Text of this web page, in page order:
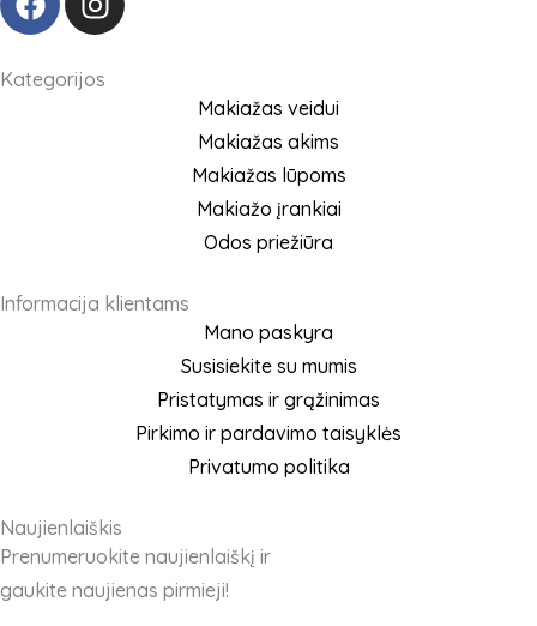
a
e
n
t
Kategorijos
Makiažas veidui
Makiažas akims
Makiažas lūpoms
Makiažo įrankiai
Odos priežiūra
Informacija klientams
Mano paskyra
Susisiekite su mumis
Pristatymas ir grąžinimas
Pirkimo ir pardavimo taisyklės
Privatumo politika
Naujienlaiškis
Prenumeruokite naujienlaiškį ir
gaukite naujienas pirmieji!